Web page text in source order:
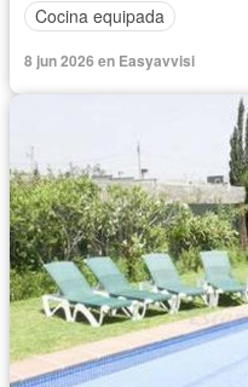
Cocina equipada
8 jun 2026 en Easyavvisi